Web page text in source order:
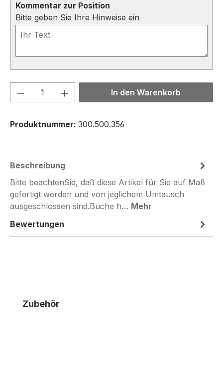
Kommentar zur Position
Bitte geben Sie Ihre Hinweise ein
Produkt Anzahl: Gib denIn den Warenkorb
Produktnummer: 300.500.356
Beschreibung
Bitte beachtenSie, daß diese Artikel für Sie auf Maß
gefertigt werden und von jeglichem Umtausch
ausgeschlossen sind.Buche h… Mehr
Bewertungen
Produktgalerie überspringen
Zubehör